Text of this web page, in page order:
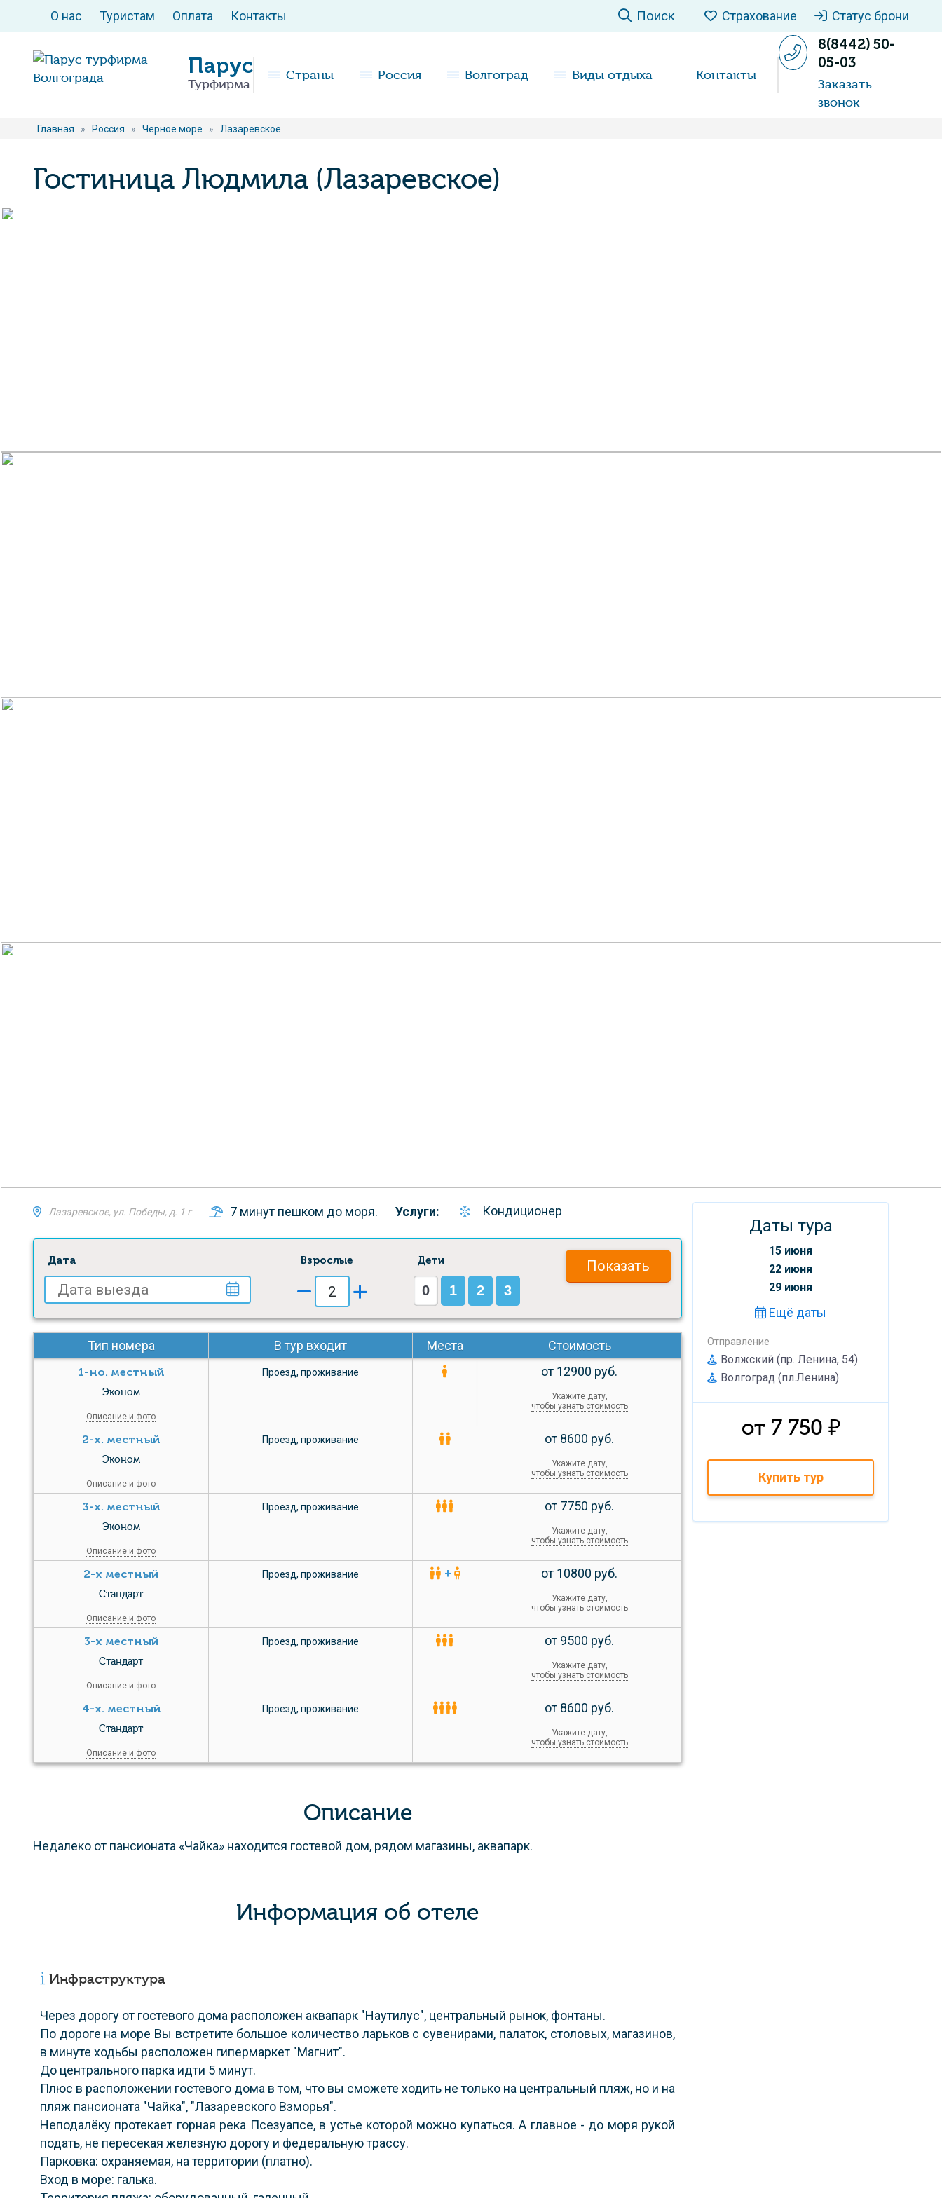
О нас Туристам Оплата Контакты Поиск Страхование Статус брони
Парус
Турфирма
Страны Россия Волгоград Виды отдыха Контакты
8(8442) 50-
05-03
Заказать
звонок
Главная » Россия » Черное море » Лазаревское
Гостиница Людмила (Лазаревское)
Лазаревское, ул. Победы, д. 1 г 7 минут пешком до моря. Услуги: Кондиционер
Дата Взрослые Дети
0 1 2 3
Показать
Тип номера В тур входит Места Стоимость
1-но. местный
Эконом
Описание и фото
Проезд,проживание от 12900 руб.
Укажите дату,
чтобы узнать стоимость
2-х. местный
Эконом
Описание и фото
Проезд,проживание от 8600 руб.
Укажите дату,
чтобы узнать стоимость
3-х. местный
Эконом
Описание и фото
Проезд,проживание от 7750 руб.
Укажите дату,
чтобы узнать стоимость
2-х местный
Стандарт
Описание и фото
Проезд,проживание + от 10800 руб.
Укажите дату,
чтобы узнать стоимость
3-х местный
Стандарт
Описание и фото
Проезд,проживание от 9500 руб.
Укажите дату,
чтобы узнать стоимость
4-х. местный
Стандарт
Описание и фото
Проезд,проживание от 8600 руб.
Укажите дату,
чтобы узнать стоимость
Описание
Недалеко от пансионата «Чайка» находится гостевой дом, рядом магазины, аквапарк.
Информация об отеле
Инфраструктура
Через дорогу от гостевого дома расположен аквапарк "Наутилус", центральный рынок, фонтаны.
По дороге на море Вы встретите большое количество ларьков с сувенирами, палаток, столовых, магазинов,
в минуте ходьбы расположен гипермаркет "Магнит".
До центрального парка идти 5 минут.
Плюс в расположении гостевого дома в том, что вы сможете ходить не только на центральный пляж, но и на
пляж пансионата "Чайка", "Лазаревского Взморья".
Неподалёку протекает горная река Псезуапсе, в устье которой можно купаться. А главное - до моря рукой
подать, не пересекая железную дорогу и федеральную трассу.
Парковка: охраняемая, на территории (платно).
Вход в море: галька.
Даты тура
15 июня
22 июня
29 июня
Ещё даты
Отправление
Волжский (пр. Ленина, 54)
Волгоград (пл.Ленина)
от 7 750 ₽
Купить тур